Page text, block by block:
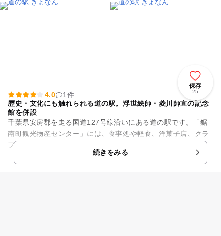
保存
25
4.0
1件
歴史・文化にも触れられる道の駅。浮世絵師・菱川師宣の記念
館を併設
千葉県安房郡を走る国道127号線沿いにある道の駅です。「鋸
南町観光物産センター」には、食事処や軽食、洋菓子店、クラ
フトビールの販売など、小さいながらも個性的な店舗がありま
続きをみる